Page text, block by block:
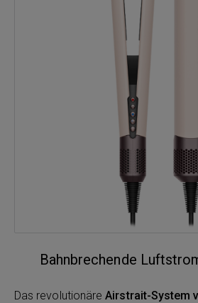
Bahnbrechende
Das revolutionäreAirstrait-System